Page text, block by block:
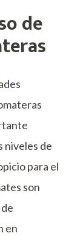
de
niveles de
para el
son
en